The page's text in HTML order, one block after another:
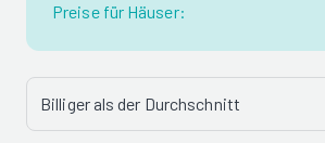
Preise für Häuser:
Billiger als der Durchschnitt